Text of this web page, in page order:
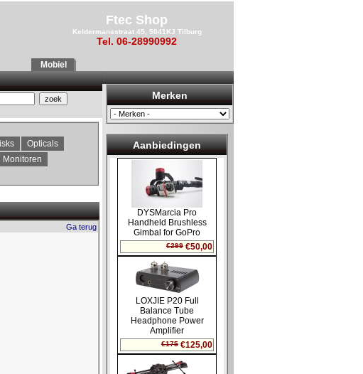
Ftec Shop
Keldermansstraat 45, 5041KJ Tilburg
Tel. 06-28990992
Mobiel
Opticals
Monitoren
Ga terug
Merken
Aanbiedingen